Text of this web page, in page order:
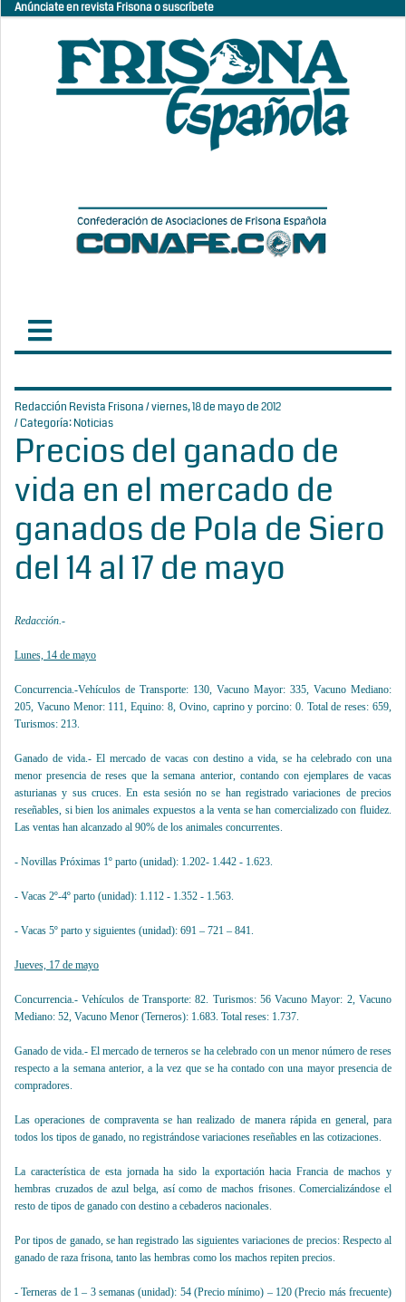
Anúnciate en revista Frisona o suscríbete
Redacción Revista Frisona/ viernes, 18 de mayo de 2012
/ Categoría:Noticias
Precios del ganado de
vida en el mercado de
ganados de Pola de Siero
del 14 al 17 de mayo
Redacción.-
Lunes, 14 de mayo
Concurrencia.-Vehículos de Transporte: 130, Vacuno Mayor: 335, Vacuno Mediano:
205, Vacuno Menor: 111, Equino: 8, Ovino, caprino y porcino: 0. Total de reses: 659,
Turismos: 213.
Ganado de vida.- El mercado de vacas con destino a vida, se ha celebrado con una
menor presencia de reses que la semana anterior, contando con ejemplares de vacas
asturianas y sus cruces. En esta sesión no se han registrado variaciones de precios
reseñables, si bien los animales expuestos a la venta se han comercializado con fluidez.
Las ventas han alcanzado al 90% de los animales concurrentes.
- Novillas Próximas 1º parto (unidad): 1.202- 1.442 - 1.623.
- Vacas 2º-4º parto (unidad): 1.112 - 1.352 - 1.563.
- Vacas 5º parto y siguientes (unidad): 691 – 721 – 841.
Jueves, 17 de mayo
Concurrencia.- Vehículos de Transporte: 82. Turismos: 56 Vacuno Mayor: 2, Vacuno
Mediano: 52, Vacuno Menor (Terneros): 1.683. Total reses: 1.737.
Ganado de vida.- El mercado de terneros se ha celebrado con un menor número de reses
respecto a la semana anterior, a la vez que se ha contado con una mayor presencia de
compradores.
Las operaciones de compraventa se han realizado de manera rápida en general, para
todos los tipos de ganado, no registrándose variaciones reseñables en las cotizaciones.
La característica de esta jornada ha sido la exportación hacia Francia de machos y
hembras cruzados de azul belga, así como de machos frisones. Comercializándose el
resto de tipos de ganado con destino a cebaderos nacionales.
Por tipos de ganado, se han registrado las siguientes variaciones de precios: Respecto al
ganado de raza frisona, tanto las hembras como los machos repiten precios.
- Terneras de 1 – 3 semanas (unidad): 54 (Precio mínimo) – 120 (Precio más frecuente)